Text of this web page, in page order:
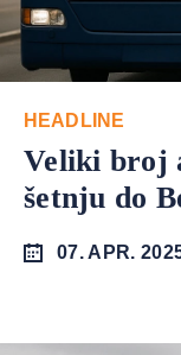
HEADLINE
Veliki broj
šetnju do
07. APR.